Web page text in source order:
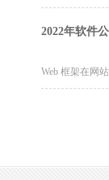
2022年软件
Web 框架在网